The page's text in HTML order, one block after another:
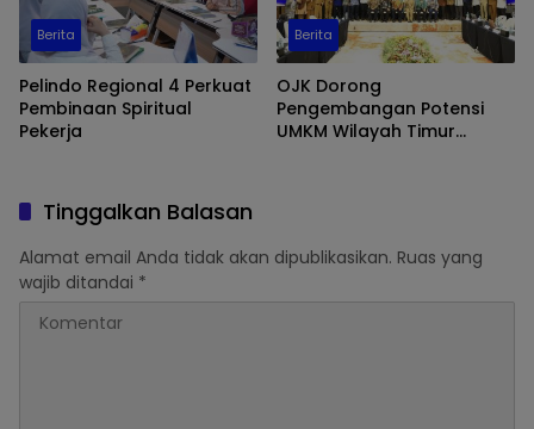
Berita
Pelindo Regional 4 Perkuat
Pembinaan Spiritual
Pekerja
Berita
OJK Dorong
Pengembangan Potensi
UMKM Wilayah Timur
Tinggalkan Balasan
Alamat email Anda tidak akan dipublikasikan. Ruas yang
wajib ditandai *